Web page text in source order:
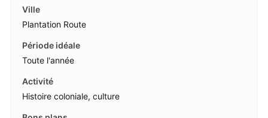
Plantation Route
Toute l'année
Histoire coloniale, culture